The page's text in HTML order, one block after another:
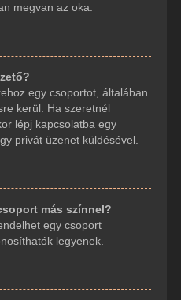
megvan az oka.
egy csoportot, általában
kerül. Ha szeretnél
lépj kapcsolatba egy
privát üzenet küldésével.
más színnel?
egy csoport
legyenek.